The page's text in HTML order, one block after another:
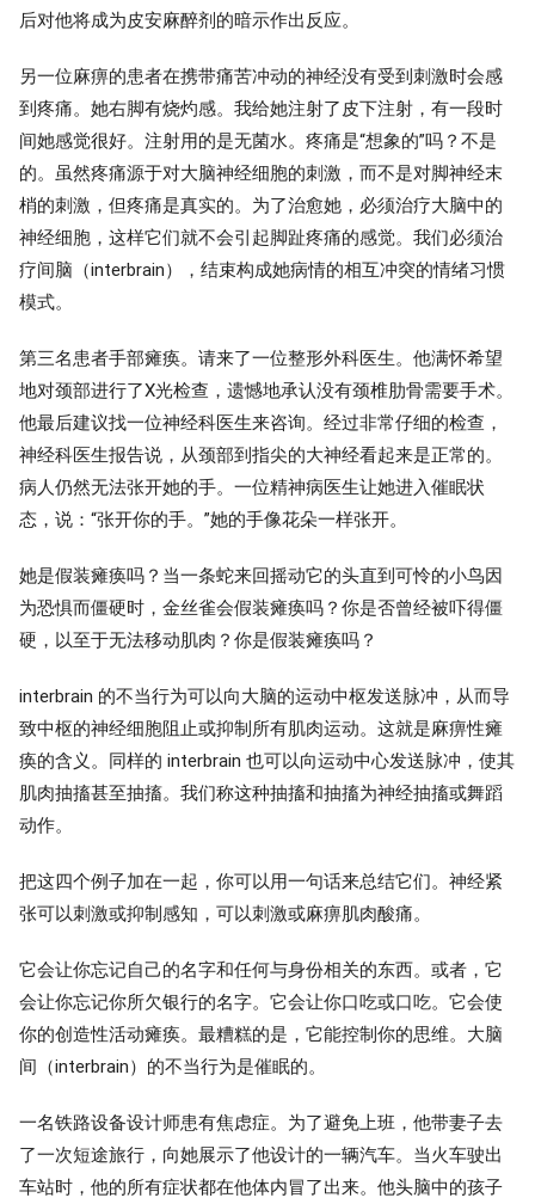
后对他将成为皮安麻醉剂的暗示作出反应。
另一位麻痹的患者在携带痛苦冲动的神经没有受到刺激时会感
到疼痛。她右脚有烧灼感。我给她注射了皮下注射，有一段时
间她感觉很好。注射用的是无菌水。疼痛是“想象的”吗？不是
的。虽然疼痛源于对大脑神经细胞的刺激，而不是对脚神经末
梢的刺激，但疼痛是真实的。为了治愈她，必须治疗大脑中的
神经细胞，这样它们就不会引起脚趾疼痛的感觉。我们必须治
疗间脑（interbrain），结束构成她病情的相互冲突的情绪习惯
模式。
第三名患者手部瘫痪。请来了一位整形外科医生。他满怀希望
地对颈部进行了X光检查，遗憾地承认没有颈椎肋骨需要手术。
他最后建议找一位神经科医生来咨询。经过非常仔细的检查，
神经科医生报告说，从颈部到指尖的大神经看起来是正常的。
病人仍然无法张开她的手。一位精神病医生让她进入催眠状
态，说：“张开你的手。”她的手像花朵一样张开。
她是假装瘫痪吗？当一条蛇来回摇动它的头直到可怜的小鸟因
为恐惧而僵硬时，金丝雀会假装瘫痪吗？你是否曾经被吓得僵
硬，以至于无法移动肌肉？你是假装瘫痪吗？
interbrain 的不当行为可以向大脑的运动中枢发送脉冲，从而导
致中枢的神经细胞阻止或抑制所有肌肉运动。这就是麻痹性瘫
痪的含义。同样的 interbrain 也可以向运动中心发送脉冲，使其
肌肉抽搐甚至抽搐。我们称这种抽搐和抽搐为神经抽搐或舞蹈
动作。
把这四个例子加在一起，你可以用一句话来总结它们。神经紧
张可以刺激或抑制感知，可以刺激或麻痹肌肉酸痛。
它会让你忘记自己的名字和任何与身份相关的东西。或者，它
会让你忘记你所欠银行的名字。它会让你口吃或口吃。它会使
你的创造性活动瘫痪。最糟糕的是，它能控制你的思维。大脑
间（interbrain）的不当行为是催眠的。
一名铁路设备设计师患有焦虑症。为了避免上班，他带妻子去
了一次短途旅行，向她展示了他设计的一辆汽车。当火车驶出
车站时，他的所有症状都在他体内冒了出来。他头脑中的孩子